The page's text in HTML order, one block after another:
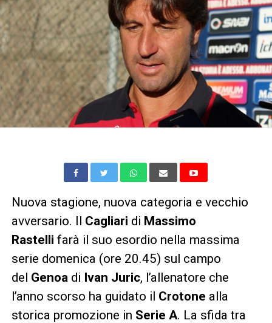
Nuova stagione, nuova categoria e vecchio
avversario. Il Cagliari di Massimo
Rastelli farà il suo esordio nella massima
serie domenica (ore 20.45) sul campo
del Genoa di Ivan Juric, l’allenatore che
l’anno scorso ha guidato il Crotone alla
storica promozione in Serie A. La sfida tra